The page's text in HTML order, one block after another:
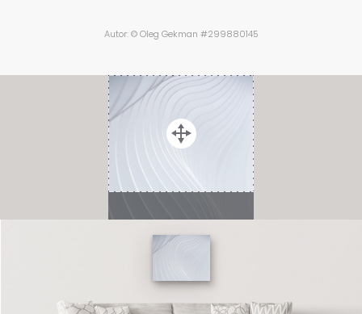
Autor: © Oleg Gekman #299880145